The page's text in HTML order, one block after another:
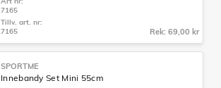
7165
Tillv. art. nr:
7165
Rek: 69,00 kr
SPORTME
Innebandy Set Mini 55cm